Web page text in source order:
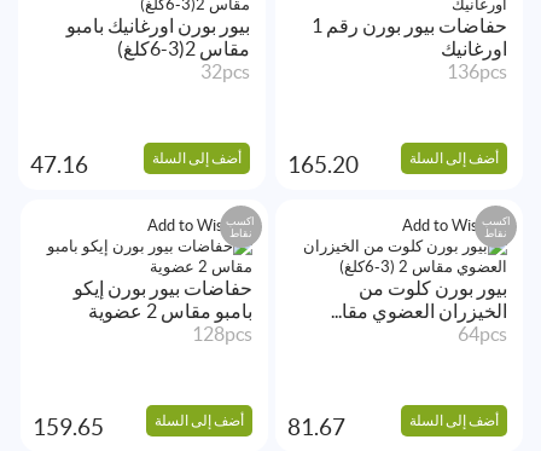
حفاضات بيور بورن رقم 1
اورغانيك
136pcs
أضف إلى السلة 165.20
بيور بورن اورغانيك بامبو
مقاس 2(3-6كلغ)
32pcs
أضف إلى السلة 47.16
Add to Wishlist
اكسب
نقاط
بيور بورن كلوت من
الخيزران العضوي مقا...
64pcs
أضف إلى السلة 81.67
Add to Wishlist
اكسب
نقاط
حفاضات بيور بورن إيكو
بامبو مقاس 2 عضوية
128pcs
أضف إلى السلة 159.65